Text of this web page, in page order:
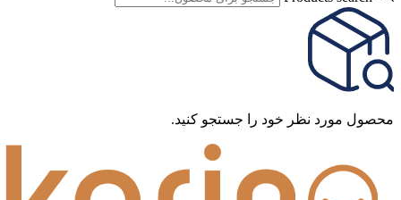
محصول مورد نظر خود را جستجو کنید.